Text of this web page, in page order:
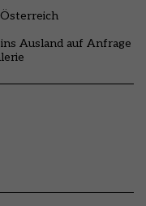
Österreich
Ausland auf Anfrage